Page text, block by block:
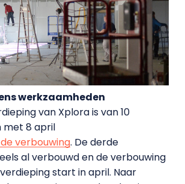
werkzaamheden
van Xplora is van 10
met 8 april
verbouwing. De derde
al verbouwd en de verbouwing
start in april. Naar